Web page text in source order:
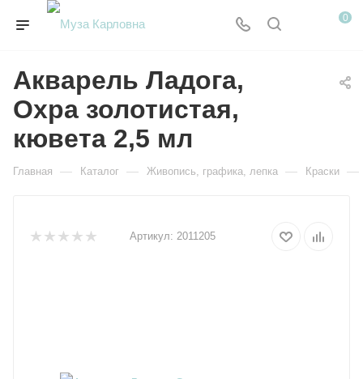
0
Акварель Ладога,
Охра золотистая,
кювета 2,5 мл
Главная — Каталог — Живопись, графика, лепка — Краски —
Артикул: 2011205